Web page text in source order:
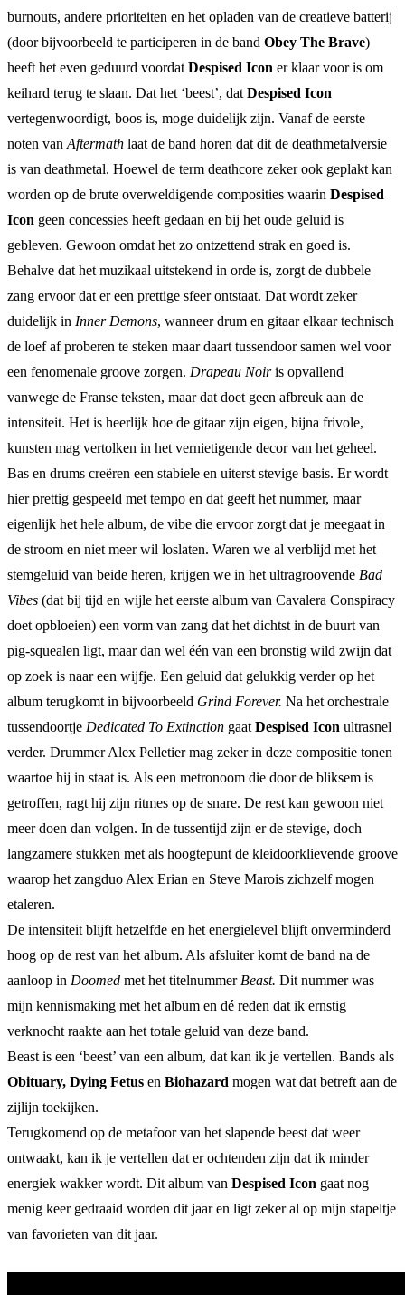
burnouts, andere prioriteiten en het opladen van de creatieve batterij
(door bijvoorbeeld te participeren in de band Obey The Brave)
heeft het even geduurd voordat Despised Icon er klaar voor is om
keihard terug te slaan. Dat het ‘beest’, dat Despised Icon
vertegenwoordigt, boos is, moge duidelijk zijn. Vanaf de eerste
noten van Aftermath laat de band horen dat dit de deathmetalversie
is van deathmetal. Hoewel de term deathcore zeker ook geplakt kan
worden op de brute overweldigende composities waarin Despised
Icon geen concessies heeft gedaan en bij het oude geluid is
gebleven. Gewoon omdat het zo ontzettend strak en goed is.
Behalve dat het muzikaal uitstekend in orde is, zorgt de dubbele
zang ervoor dat er een prettige sfeer ontstaat. Dat wordt zeker
duidelijk in Inner Demons, wanneer drum en gitaar elkaar technisch
de loef af proberen te steken maar daart tussendoor samen wel voor
een fenomenale groove zorgen. Drapeau Noiris opvallend
vanwege de Franse teksten, maar dat doet geen afbreuk aan de
intensiteit. Het is heerlijk hoe de gitaar zijn eigen, bijna frivole,
kunsten mag vertolken in het vernietigende decor van het geheel.
Bas en drums creëren een stabiele en uiterst stevige basis. Er wordt
hier prettig gespeeld met tempo en dat geeft het nummer, maar
eigenlijk het hele album, de vibe die ervoor zorgt dat je meegaat in
de stroom en niet meer wil loslaten. Waren we al verblijd met het
stemgeluid van beide heren, krijgen we in het ultragroovende Bad
Vibes (dat bij tijd en wijle het eerste album van Cavalera Conspiracy
doet opbloeien) een vorm van zang dat het dichtst in de buurt van
pig-squealen ligt, maar dan wel één van een bronstig wild zwijn dat
op zoek is naar een wijfje. Een geluid dat gelukkig verder op het
album terugkomt in bijvoorbeeld Grind Forever. Na het orchestrale
tussendoortje Dedicated To Extinction gaat Despised Icon ultrasnel
verder. Drummer Alex Pelletier mag zeker in deze compositie tonen
waartoe hij in staat is. Als een metronoom die door de bliksem is
getroffen, ragt hij zijn ritmes op de snare. De rest kan gewoon niet
meer doen dan volgen. In de tussentijd zijn er de stevige, doch
langzamere stukken met als hoogtepunt de kleidoorklievende groove
waarop het zangduo Alex Erian en Steve Marois zichzelf mogen
etaleren.
De intensiteit blijft hetzelfde en het energielevel blijft onverminderd
hoog op de rest van het album. Als afsluiter komt de band na de
aanloop in Doomed met het titelnummer Beast. Dit nummer was
mijn kennismaking met het album en dé reden dat ik ernstig
verknocht raakte aan het totale geluid van deze band.
Beast is een ‘beest’ van een album, dat kan ik je vertellen. Bands als
Obituary, Dying Fetus en Biohazard mogen wat dat betreft aan de
zijlijn toekijken.
Terugkomend op de metafoor van het slapende beest dat weer
ontwaakt, kan ik je vertellen dat er ochtenden zijn dat ik minder
energiek wakker wordt. Dit album van Despised Icon gaat nog
menig keer gedraaid worden dit jaar en ligt zeker al op mijn stapeltje
van favorieten van dit jaar.